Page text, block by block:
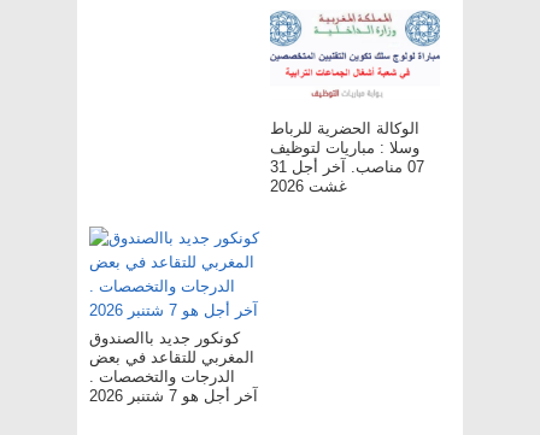
الوكالة الحضرية للرباط
وسلا : مباريات لتوظيف
07 مناصب. آخر أجل 31
غشت 2026
كونكور جديد باالصندوق
المغربي للتقاعد في بعض
الدرجات والتخصصات .
آخر أجل هو 7 شتنبر 2026